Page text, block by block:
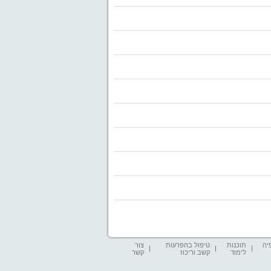
תוכנות
לימוד
טיפול בהפרעות
קשב וריכוז
צור
קשר